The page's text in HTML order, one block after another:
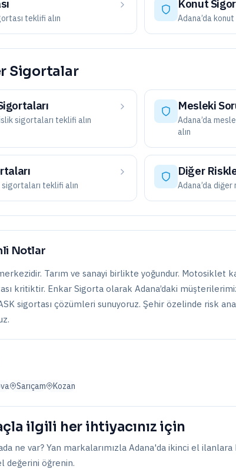
teklifi alın
Konut
Adana’dakonut
Sigortalar
sigortaları teklifi alın
Mesleki
Adana’da
alın
teklifi alın
Diğer
Adana’dadiğer
Notlar
Tarım ve sanayi birlikte yoğundur. Motosiklet
kritiktir. Enkar Sigorta olarak Adana’daki
sigortası çözümleri sunuyoruz. Şehir özelinde risk
Sarıçam Kozan
ilgili her ihtiyacınız için
ne var? Yan markalarımızla Adana'da ikinci el ilanlara
değerini öğrenin.